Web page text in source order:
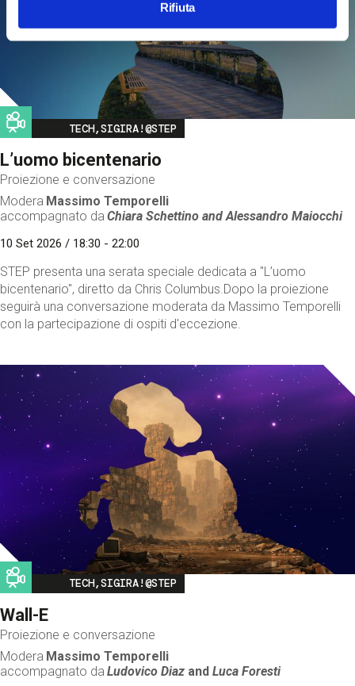
Rifiuta
Image
TECH,SIGIRA!@STEP
L’uomo bicentenario
Proiezione e conversazione
Modera Massimo Temporelli
accompagnato da Chiara Schettino andAlessandro Maiocchi
10 Set 2026 / 18:30 - 22:00
STEP presenta una serata speciale dedicata a "L’uomo
bicentenario", diretto da Chris Columbus.Dopo la proiezione
seguirà una conversazione moderata da Massimo Temporelli
con la partecipazione di ospiti d'eccezione.
Image
TECH,SIGIRA!@STEP
Wall-E
Proiezione e conversazione
Modera Massimo Temporelli
accompagnato da Ludovico Diaz andLuca Foresti